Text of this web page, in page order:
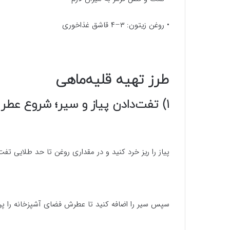
• روغن زیتون: ۳–۴ قاشق غذاخوری
طرز تهیه قلیه‌ماهی
۱) تفت‌دادن پیاز و سیر؛ شروع عطر جنوبی
پیاز را ریز خرد کنید و در مقداری روغن تا حد طلایی
سپس سیر را اضافه کنید تا عطرش فضای آشپزخانه را